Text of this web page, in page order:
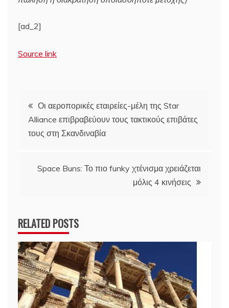
[ad_2]
Source link
Πλοήγηση
άρθρων
Οι αεροπορικές εταιρείες-μέλη της Star
Alliance επιβραβεύουν τους τακτικούς επιβάτες
τους στη Σκανδιναβία
Space Buns: Το πιο funky χτένισμα χρειάζεται
μόλις 4 κινήσεις
RELATED POSTS